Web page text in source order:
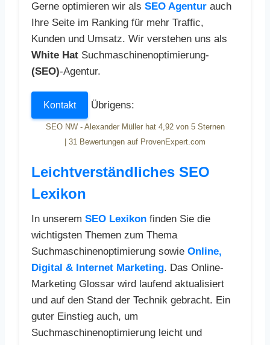
Gerne optimieren wir als SEO Agentur auch
Ihre Seite im Ranking für mehr Traffic,
Kunden und Umsatz. Wir verstehen uns als
White Hat Suchmaschinenoptimierung-
(SEO)-Agentur.
Kontakt Übrigens:
SEO NW - Alexander Müller hat 4,92von 5Sternen
31 Bewertungen auf ProvenExpert.com
Leichtverständliches SEO
Lexikon
In unserem SEO Lexikon finden Sie die
wichtigsten Themen zum Thema
Suchmaschinenoptimierung sowie Online,
Digital & Internet Marketing. Das Online-
Marketing Glossar wird laufend aktualisiert
und auf den Stand der Technik gebracht. Ein
guter Einstieg auch, um
Suchmaschinenoptimierung leicht und